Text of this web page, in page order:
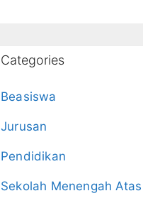
Categories
Beasiswa
Jurusan
Pendidikan
Sekolah Menengah Atas